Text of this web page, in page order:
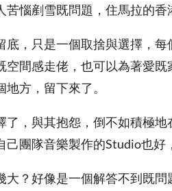
苦惱剷雪既問題，住馬拉的香
底，只是一個取捨與選擇，
空間感走佬，也可以為著愛
地方，留下來了。
了，與其抱怨，倒不如積極
己團隊音樂製作的Studio也好
大？好像是一個解答不到既